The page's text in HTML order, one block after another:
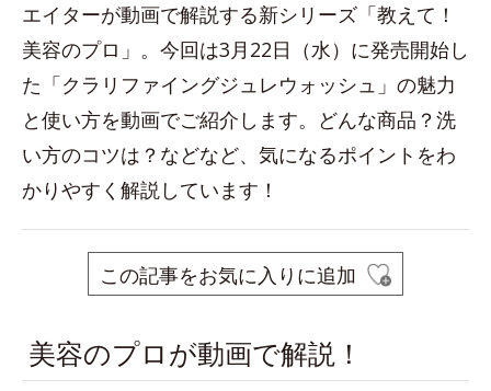
エイターが動画で解説する新シリーズ「教えて！
美容のプロ」。今回は3月22日（水）に発売開始し
た「クラリファイングジュレウォッシュ」の魅力
と使い方を動画でご紹介します。どんな商品？洗
い方のコツは？などなど、気になるポイントをわ
かりやすく解説しています！
この記事をお気に入りに追加
美容のプロが動画で解説！